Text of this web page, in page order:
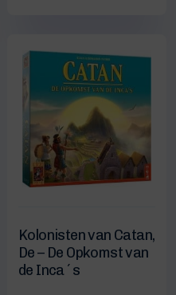
Kolonisten van Catan,
De – De Opkomst van
de Inca´s